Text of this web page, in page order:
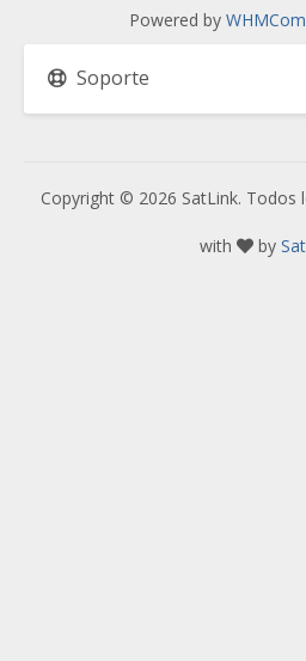
Powered by
Soporte
Copyright © 2026 SatLink. Todos
with by